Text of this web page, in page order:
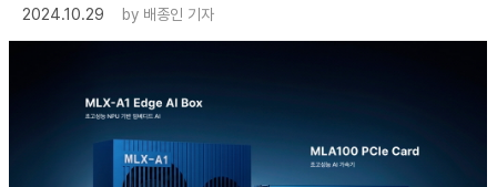
2024.10.29
by 배종인 기자